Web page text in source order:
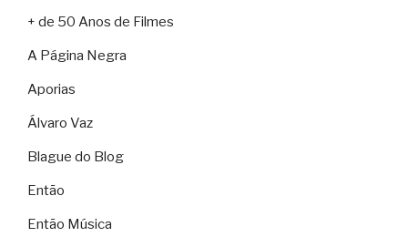
+ de 50 Anos de Filmes
A Página Negra
Aporias
Álvaro Vaz
Blague do Blog
Então
Então Música